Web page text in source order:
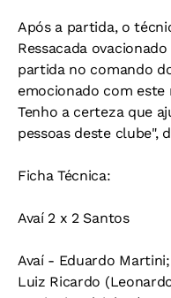
Após a partida, o
Ressacada
partida no comando
emocionado com
Tenho a certeza que
pessoas deste clube",
Ficha Técnica:
Avaí 2 x 2 Santos
Avaí - Eduardo
Luiz Ricardo